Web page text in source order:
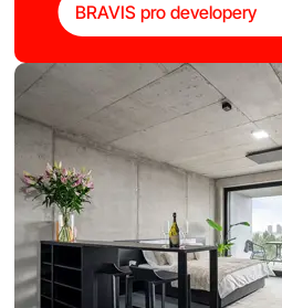
BRAVIS pro developery